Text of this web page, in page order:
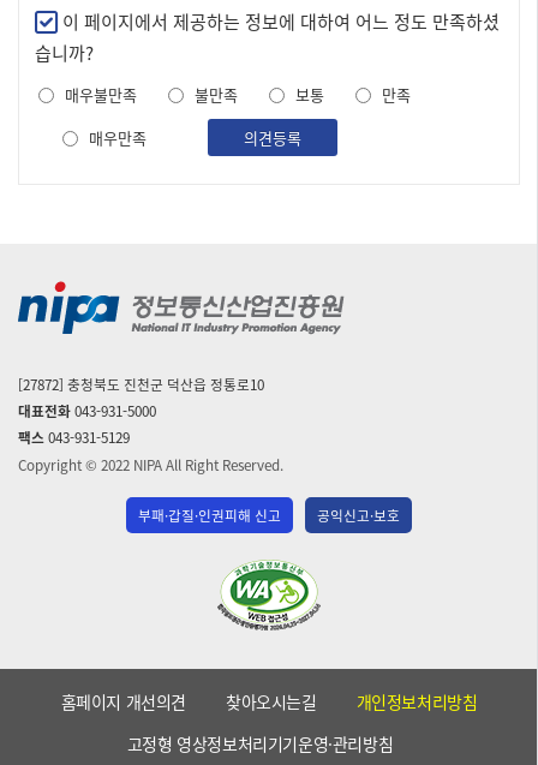
만
족
도
조
이 페이지에서 제공하는 정보에 대하여 어느 정도 만족하셨
습니까?
매우불만족 불만족 보통
만족
매우만족
의견등록
[27872] 충청북도 진천군 덕산읍 정통로10
대표전화043-931-5000
팩스043-931-5129
Copyright © 2022 NIPA All Right Reserved.
부패·갑질·인권피해 신고 공익신고·보호
(사)
한
국
인
체
홈페이지 개선의견 찾아오시는길
개인정보처리방침
고정형 영상정보처리기기운영·관리방침